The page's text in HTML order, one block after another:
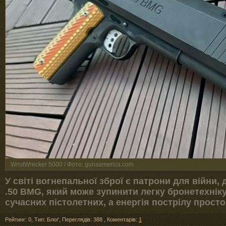
WristWrecker 5000 / Фото: gunsamerica.com
У світі вогнепальної зброї є патрони для
.50 BMG, який може зупинити легку
сучасних пістолетних, а енергія пострілу
Рейтинг: 0 Тип: Блоґ Переглядів: 388 Коментарів: 1